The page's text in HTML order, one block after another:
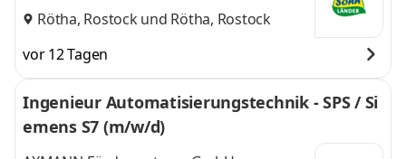
Rötha, Rostockund Rötha, Rostock
vor 12 Tagen
Ingenieur Automatisierungstechnik - SPS / Si
emens S7 (m/w/d)